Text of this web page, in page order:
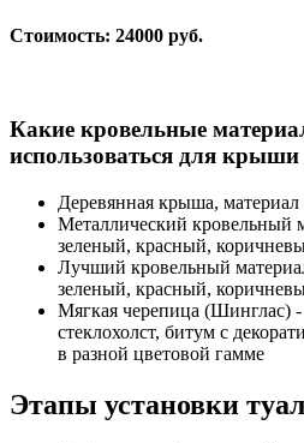
Стоимость: 24000 руб.
Какие кровельные
использоваться для крыши
Деревянная крыша, материал
Металлический кровельный
зеленый, красный,
Лучший кровельный
зеленый, красный,
Мягкая черепица (Шинглас)
стеклохолст, битум с
в разной цветовой гамме
Этапы установки